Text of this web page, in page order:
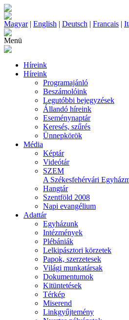
Magyar| English | Deutsch | Francais |
Menü
Híreink
Híreink
Programajánló
Beszámolóink
Legutóbbi bejegyzések
Állandó híreink
Eseménynaptár
Keresés, szűrés
Ünnepkörök
Média
Képtár
Videótár
SZEM
A Székesfehérvári
Hangtár
Szentföld 2008
Napi evangélium
Adattár
Egyházunk
Intézmények
Plébániák
Lelkipásztori körzetek
Papok, szerzetesek
Világi munkatársak
Dokumentumok
Kitüntetések
Térkép
Miserend
Linkgyűjtemény